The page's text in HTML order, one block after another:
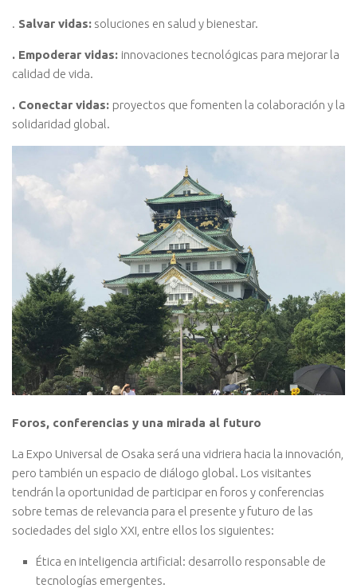
. Salvar vidas: soluciones en salud y bienestar.
. Empoderar vidas: innovaciones tecnológicas para mejorar la
calidad de vida.
. Conectar vidas: proyectos que fomenten la colaboración y la
solidaridad global.
Foros, conferencias y una mirada al futuro
La Expo Universal de Osaka será una vidriera hacia la innovación,
pero también un espacio de diálogo global. Los visitantes
tendrán la oportunidad de participar en foros y conferencias
sobre temas de relevancia para el presente y futuro de las
sociedades del siglo XXI, entre ellos los siguientes:
Ética en inteligencia artificial: desarrollo responsable de
tecnologías emergentes.